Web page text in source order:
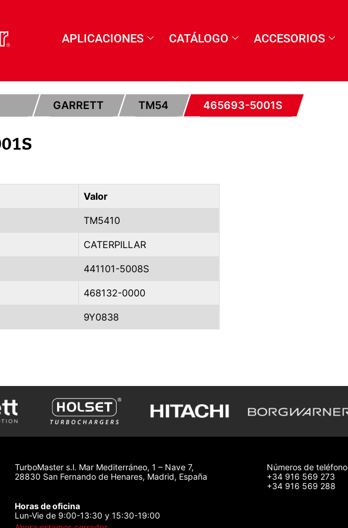
APLICACIONES CATÁLOGO ACCESORIOS
GARRETT TM54 465693-5001S
Valor
TM5410
CATERPILLAR
441101-5008S
468132-0000
9Y0838
TurboMaster s.l. Mar Mediterráneo, 1 – Nave 7,
28830 San Fernando de Henares, Madrid, España
Horas de oficina
Lun-Vie de 9:00-13:30 y 15:30-19:00
Números de teléfono
+34 916 569 273
+34 916 569 288